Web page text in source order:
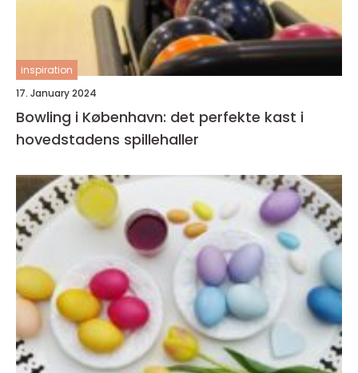
inspiration
17. January 2024
Bowling i København: det perfekte kast i
hovedstadens spillehaller